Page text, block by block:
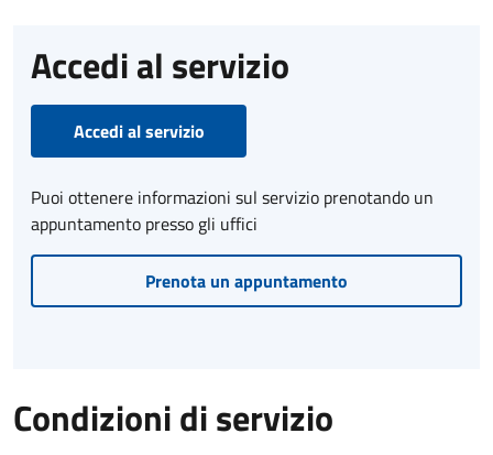
Accedi al servizio
Accedi al servizio
Puoi ottenere informazioni sul servizio prenotando un
appuntamento presso gli uffici
Prenota un appuntamento
Condizioni di servizio